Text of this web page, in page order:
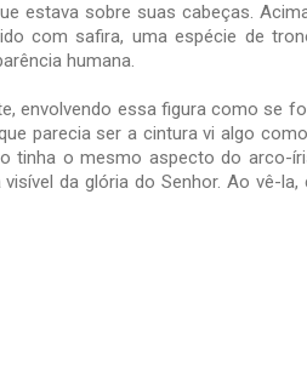
estava sobre suas cabeças.
com safira, uma espécie de
humana.
envolvendo essa figura como se
parecia ser a cintura vi algo
tinha o mesmo aspecto do arco-
da glória do Senhor. Ao vê-